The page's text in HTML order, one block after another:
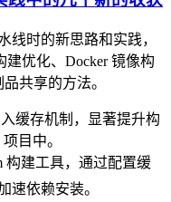
线时的新思路和实践，
建优化、Docker 镜像构
共享的方法。
缓存机制，显著提升构
目中。
构建工具，通过配置缓
速依赖安装。